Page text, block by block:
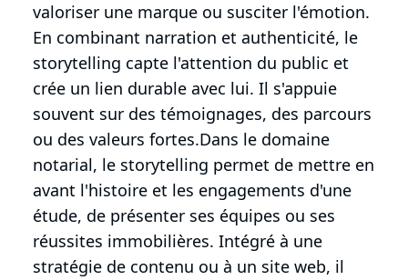
valoriser une marque ou susciter l'émotion.
En combinant narration et authenticité, le
storytelling capte l'attention du public et
crée un lien durable avec lui. Il s'appuie
souvent sur des témoignages, des parcours
ou des valeurs fortes.Dans le domaine
notarial, le storytelling permet de mettre en
avant l'histoire et les engagements d'une
étude, de présenter ses équipes ou ses
réussites immobilières. Intégré à une
stratégie de contenu ou à un site web, il